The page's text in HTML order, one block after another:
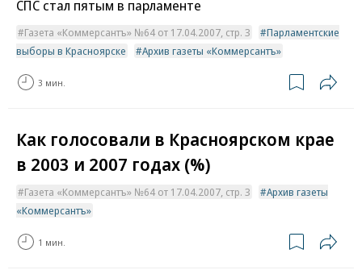
СПС стал пятым в парламенте
Газета «Коммерсантъ» №64 от 17.04.2007, стр. 3
Парламентские
выборы в Красноярске
Архив газеты «Коммерсантъ»
3 мин.
Как голосовали в Красноярском крае
в 2003 и 2007 годах (%)
Газета «Коммерсантъ» №64 от 17.04.2007, стр. 3
Архив газеты
«Коммерсантъ»
1 мин.